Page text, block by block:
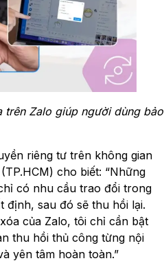
trên Zalo giúp người dùng bảo
riêng tư trên không gian
cho biết: “Những
có nhu cầu trao đổi trong
định, sau đó sẽ thu hồi lại.
của Zalo, tôi chỉ cần bật
thu hồi thủ công từng nội
yên tâm hoàn toàn.”